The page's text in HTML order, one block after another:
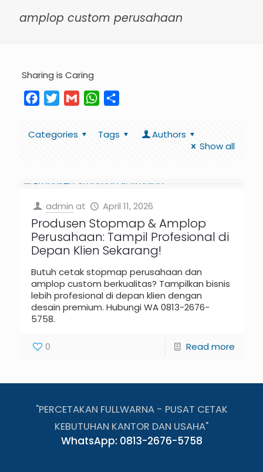
amplop custom perusahaan
Sharing is Caring
FacebookTwitterGmail WhatsApp
Categories Tags
Authors
Show all
admin at April 11, 2026
Produsen Stopmap & Amplop
Perusahaan: Tampil Profesional di
Depan Klien Sekarang!
Butuh cetak stopmap perusahaan dan
amplop custom berkualitas? Tampilkan bisnis
lebih profesional di depan klien dengan
desain premium. Hubungi WA 0813-2676-
5758.
0 Read more
"PERCETAKAN FULLWARNA - PUSAT CETAK
KEBUTUHAN KANTOR DAN USAHA"
WhatsApp: 0813-2676-5758